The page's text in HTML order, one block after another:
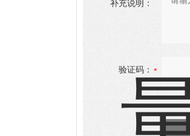
补充说明：
验证码：